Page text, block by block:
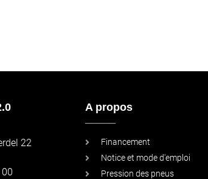
22
A propos
Financement
Notice et mode d'emploi
Pression des pneus